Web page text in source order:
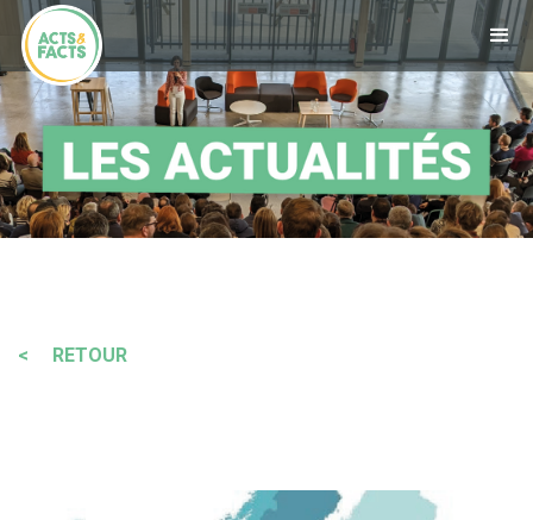
< RETOUR